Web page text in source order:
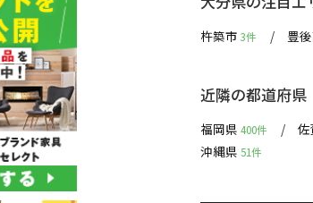
杵築市 3件 豊
近隣の都道府県
福岡県 400件
沖縄県 51件